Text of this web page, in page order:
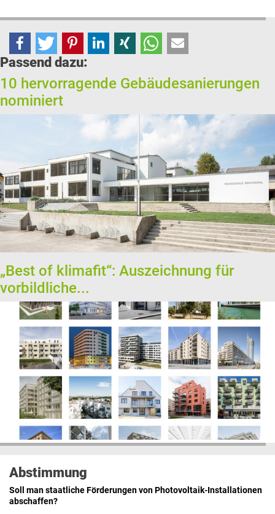
Passend dazu:
10 hervorragende Gebäudesanierungen
nominiert
„Best of klimafit“: Auszeichnung für
vorbildliche...
Abstimmung
Soll man staatliche Förderungen von Photovoltaik-Installationen
abschaffen?